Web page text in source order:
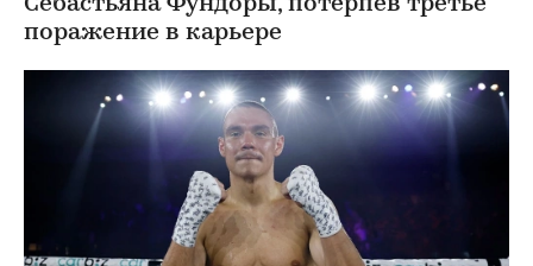
Себастьяна Фундоры, потерпев третье
поражение в карьере